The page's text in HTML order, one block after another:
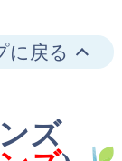
に戻る
ズ